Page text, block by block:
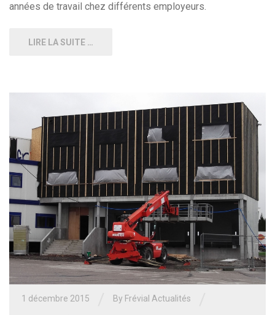
années de travail chez différents employeurs.
LIRE LA SUITE …
1 décembre 2015 By Frévial Actualités